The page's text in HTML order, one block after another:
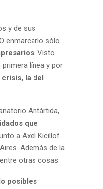
y de sus
enmarcarlo sólo
. Visto
línea y por
la del
Antártida,
que
a Axel Kicillof
Además de la
otras cosas.
posibles